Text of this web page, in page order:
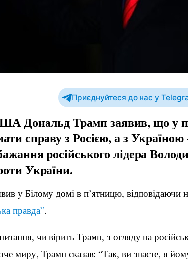
Приєднуйтеся до нас у
Дональд Трамп заявив, що у
справу з Росією, а з
російського лідера
України.
у Білому домі в п’ятницю, відповідаючи
правда”.
чи вірить Трамп, з огляду на
миру, Трамп сказав: “Так, ви знаєте, я